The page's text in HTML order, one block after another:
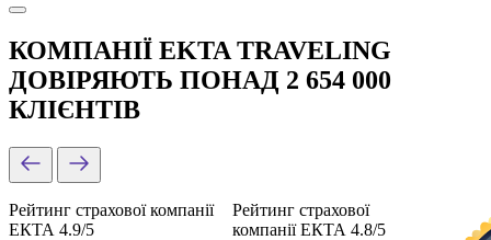
КОМПАНІЇ EKTA TRAVELING
ДОВІРЯЮТЬ ПОНАД 2 654 000
КЛІЄНТІВ
Рейтинг страхової компанії
ЕКТА 4.9/5
Рейтинг страхової
компанії ЕКТА 4.8/5